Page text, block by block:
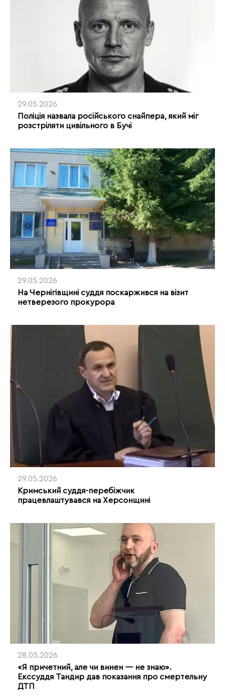
29.05.2026
Поліція назвала російського снайпера, який міг
розстріляти цивільного в Бучі
29.05.2026
На Чернігівщині суддя поскаржився на візит
нетверезого прокурора
29.05.2026
Кримський суддя-перебіжчик
працевлаштувався на Херсонщині
28.05.2026
«Я причетний, але чи винен — не знаю».
Екссуддя Тандир дав показання про смертельну
ДТП